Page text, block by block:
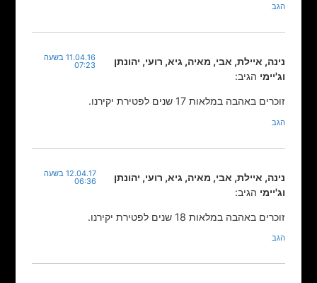
הגב
נינה, איילת, אבי, מאיה, גיא, רועי, יהונתן
וג'יימי הגיב:
11.04.16 בשעה
07:23
זוכרים באהבה במלאות 17 שנים לפטירת יקירנו.
הגב
נינה, איילת, אבי, מאיה, גיא, רועי, יהונתן
וג'יימי הגיב:
12.04.17 בשעה
06:36
זוכרים באהבה במלאות 18 שנים לפטירת יקירנו.
הגב